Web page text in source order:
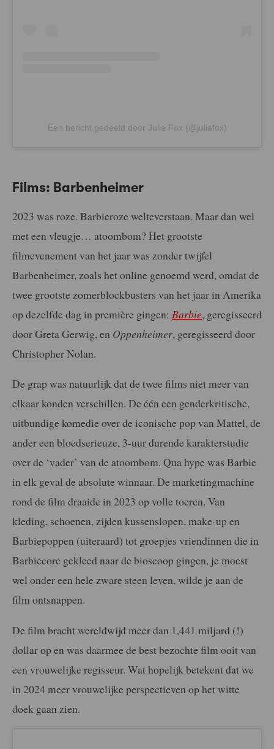
Een bericht gedeeld door Julia Fox (@juliafox)
Films: Barbenheimer
2023 was roze. Barbieroze welteverstaan. Maar dan wel
met een vleugje… atoombom? Het grootste
filmevenement van het jaar was zonder twijfel
Barbenheimer, zoals het online genoemd werd, omdat de
twee grootste zomerblockbusters van het jaar in Amerika
op dezelfde dag in première gingen: Barbie, geregisseerd
door Greta Gerwig, en Oppenheimer, geregisseerd door
Christopher Nolan.
De grap was natuurlijk dat de twee films niet meer van
elkaar konden verschillen. De één een genderkritische,
uitbundige komedie over de iconische pop van Mattel, de
ander een bloedserieuze, 3-uur durende karakterstudie
over de ‘vader’ van de atoombom. Qua hype was Barbie
in elk geval de absolute winnaar. De marketingmachine
rond de film draaide in 2023 op volle toeren. Van
kleding, schoenen, zijden kussenslopen, make-up en
Barbiepoppen (uiteraard) tot groepjes vriendinnen die in
Barbiecore gekleed naar de bioscoop gingen, je moest
wel onder een hele zware steen leven, wilde je aan de
film ontsnappen.
De film bracht wereldwijd meer dan 1,441 miljard (!)
dollar op en was daarmee de best bezochte film ooit van
een vrouwelijke regisseur. Wat hopelijk betekent dat we
in 2024 meer vrouwelijke perspectieven op het witte
doek gaan zien.